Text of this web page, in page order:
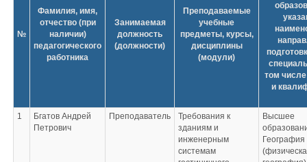
№
Фамилия, имя,
отчество (при
наличии)
педагогического
работника
Занимаемая
должность
(должности)
Преподаваемые
учебные
предметы, курсы,
дисциплины
(модули)
том
и
1
Бгатов Андрей
Петрович
Преподаватель
Требования к
зданиям и
инженерным
системам
Высшее
География